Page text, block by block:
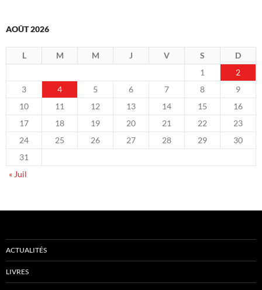
AOÛT 2026
L M M J V S
D
1
2
3
4 5 6 7 8
9
10
11 12 13 14 15
16
17
18 19 20 21 22
23
24
25 26 27 28 29
30
31
« Juil
ACTUALITÉS
LIVRES